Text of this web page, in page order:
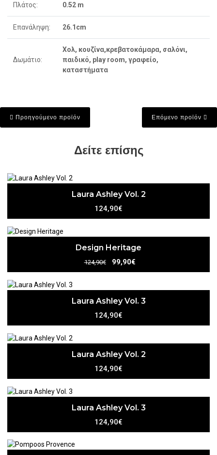
Πλάτος: 0.52 m
Επανάληψη: 26.1cm
Δωμάτιο:
Χολ, κουζίνα,κρεβατοκάμαρα, σαλόνι,
παιδικό, play room, γραφείο,
καταστήματα
Προηγούμενο προϊόν Επόμενο προϊόν
Δείτε επίσης
Laura Ashley Vol. 2
124,90€
Design Heritage
124,90€ 99,90€
Laura Ashley Vol. 3
124,90€
Laura Ashley Vol. 2
124,90€
Laura Ashley Vol. 3
124,90€